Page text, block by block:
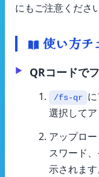
にもご注意ください
使い方チ
QRコードで
/fs-qr
選択してア
アップロ
スワード
示されます